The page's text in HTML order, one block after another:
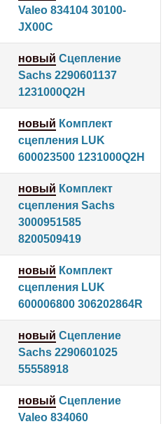
Valeo 834104 30100-
JX00C
новый Сцепление
Sachs 2290601137
1231000Q2H
новый Комплект
сцепления LUK
600023500 1231000Q2H
новый Комплект
сцепления Sachs
3000951585
8200509419
новый Комплект
сцепления LUK
600006800 306202864R
новый Сцепление
Sachs 2290601025
55558918
новый Сцепление
Valeo 834060